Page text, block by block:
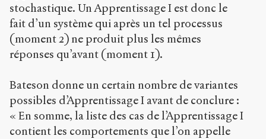
stochastique. Un Apprentissage I est donc le
fait d’un système qui après un tel processus
(moment 2) ne produit plus les mêmes
réponses qu’avant (moment 1).
Bateson donne un certain nombre de variantes
possibles d’Apprentissage I avant de conclure :
« En somme, la liste des cas de l’Apprentissage I
contient les comportements que l’on appelle